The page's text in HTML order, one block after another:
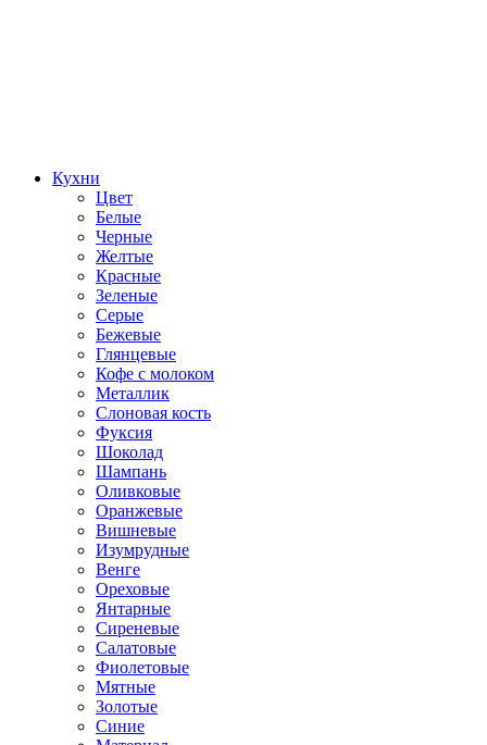
Кухни
Цвет
Белые
Черные
Желтые
Красные
Зеленые
Серые
Бежевые
Глянцевые
Кофе с молоком
Металлик
Слоновая кость
Фуксия
Шоколад
Шампань
Оливковые
Оранжевые
Вишневые
Изумрудные
Венге
Ореховые
Янтарные
Сиреневые
Салатовые
Фиолетовые
Мятные
Золотые
Синие